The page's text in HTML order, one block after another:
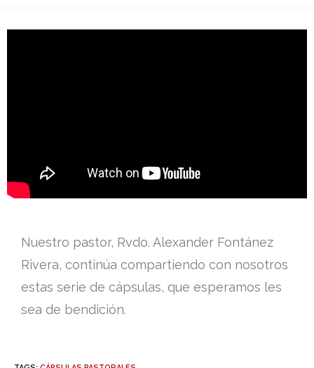
Nuestro pastor, Rvdo. Alexander Fontánez
Rivera, continúa compartiendo con nosotros
estas serie de cápsulas, que esperamos les
sea de bendición.